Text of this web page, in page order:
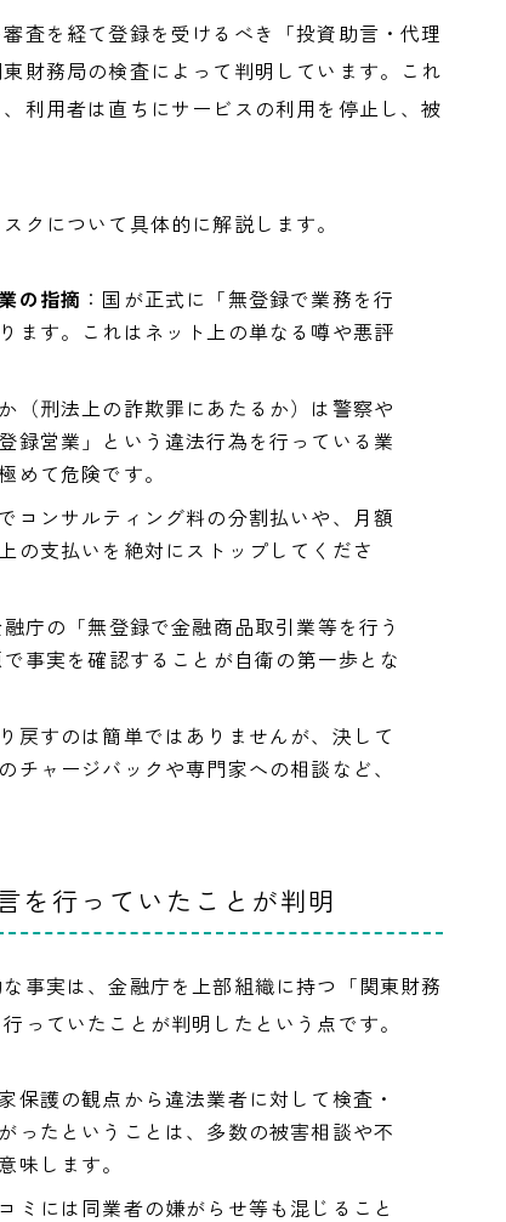
査を経て登録を受けるべき「投資助言・代理
財務局の検査によって判明しています。これ
利用者は直ちにサービスの利用を停止し、被
クについて具体的に解説します。
の指摘 ：国が正式に「無登録で業務を行
ます。これはネット上の単なる噂や悪評
（刑法上の詐欺罪にあたるか）は警察や
録営業」という違法行為を行っている業
めて危険です。
コンサルティング料の分割払いや、月額
の支払いを絶対にストップしてくださ
庁の「無登録で金融商品取引業等を行う
事実を確認することが自衛の第一歩とな
戻すのは簡単ではありませんが、決して
ャージバックや専門家への相談など、
を行っていたことが判明
事実は、金融庁を上部組織に持つ「関東財務
っていたことが判明したという点です。
保護の観点から違法業者に対して検査・
ったということは、多数の被害相談や不
味します。
ミには同業者の嫌がらせ等も混じること